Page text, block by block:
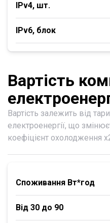
IPv4, шт.
IPv6, блок
Вартість
Вартість залежить від
електроенергії, що
коефіцієнт охолодження
Споживання Вт*год
Від 30 до 90